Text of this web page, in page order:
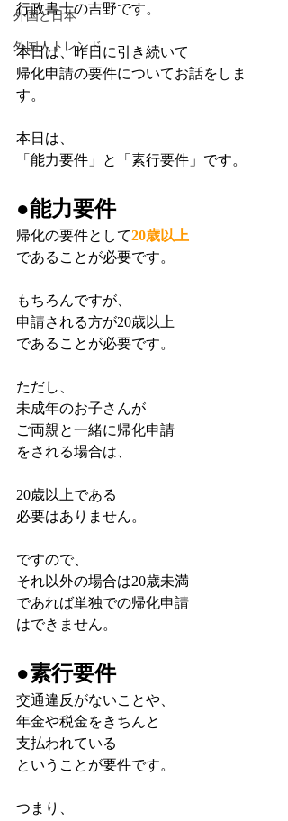
外国と日本
外国人トレンド
行政書士の吉野です。
本日は、昨日に引き続いて
帰化申請の要件についてお話をしま
す。
本日は、
「能力要件」と「素行要件」です。
●能力要件
帰化の要件として20歳以上
であることが必要です。
もちろんですが、
申請される方が20歳以上
であることが必要です。
ただし、
未成年のお子さんが
ご両親と一緒に帰化申請
をされる場合は、
20歳以上である
必要はありません。
ですので、
それ以外の場合は20歳未満
であれば単独での帰化申請
はできません。
●素行要件
交通違反がないことや、
年金や税金をきちんと
支払われている
ということが要件です。
つまり、